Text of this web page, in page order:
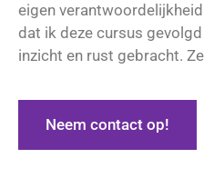
eigen
dat ik deze cursus
inzicht en rust gebracht.
Neem contact op!